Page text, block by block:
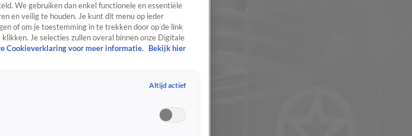
We gebruiken dan enkel functionele en essentiële
en veilig te houden. Je kunt dit menu op ieder
of om je toestemming in te trekken door op de link
Je selecties zullen overal binnen onze Digitale
Cookieverklaring voor meer informatie.
Bekijk hier
Altijd actief